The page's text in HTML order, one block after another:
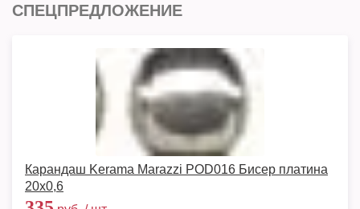
СПЕЦПРЕДЛОЖЕНИЕ
Карандаш Kerama Marazzi POD016 Бисер платина
20х0,6